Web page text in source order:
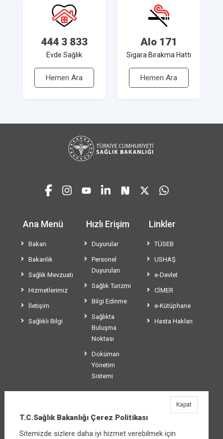
444 3 833
Evde Sağlık
Hemen Ara
Alo 171
Sigara Bırakma Hattı
Hemen Ara
Ana Menü
Bakan
Bakanlık
Sağlık Mevzuatı
Hizmetlerimiz
İletişim
Sağlıklı Bilgi
Hızlı Erişim
Duyurular
Personel
Duyuruları
Sağlık Turizmi
Bilgi Edinme
Sağlıkta
Buluşma
Noktası
Doküman
Yönetim
Sistemi
Linkler
TÜSEB
USHAŞ
e-Devlet
CİMER
e-Kütüphane
Hasta Hakları
T.C.Sağlık Bakanlığı
Üniversiteler Mahallesi Şehit Mehmet Bayraktar
Caddesi No:3 Çankaya/Ankara
T.C.Sağlık Bakanlığı Çerez Politikası
Sitemizde sizlere daha iyi hizmet verebilmek için
Kapat